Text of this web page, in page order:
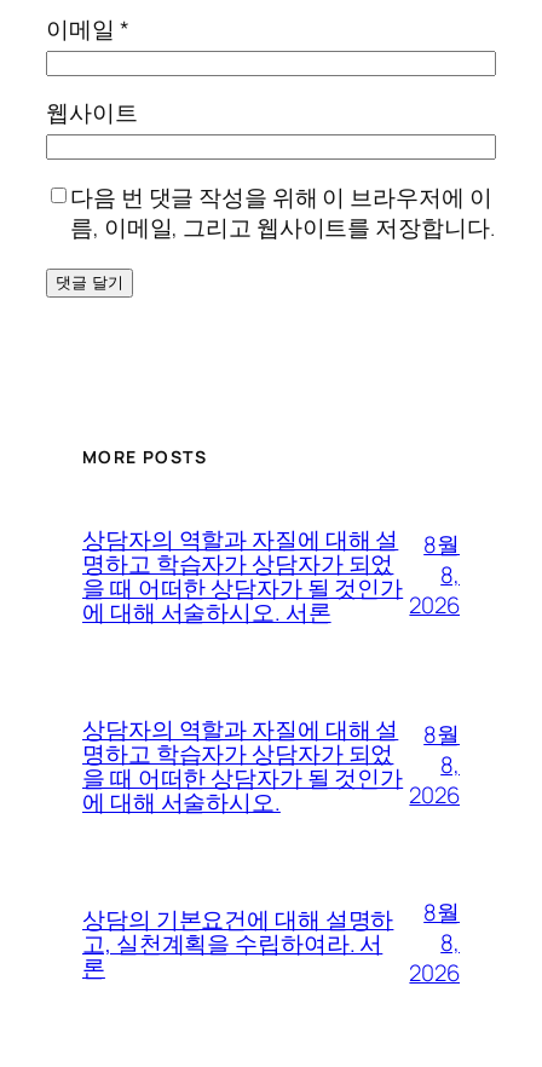
이메일 *
웹사이트
다음 번 댓글 작성을 위해 이 브라우저에 이
름, 이메일, 그리고 웹사이트를 저장합니다.
MORE POSTS
상담자의 역할과 자질에 대해 설
명하고 학습자가 상담자가 되었
을 때 어떠한 상담자가 될 것인가
에 대해 서술하시오. 서론
8월
8,
2026
상담자의 역할과 자질에 대해 설
명하고 학습자가 상담자가 되었
을 때 어떠한 상담자가 될 것인가
에 대해 서술하시오.
8월
8,
2026
상담의 기본요건에 대해 설명하
고, 실천계획을 수립하여라. 서
론
8월
8,
2026